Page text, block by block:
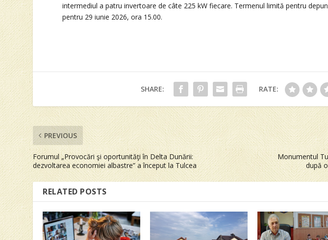
intermediul a patru invertoare de câte 225 kW fiecare. Termenul limită pentru
pentru 29 iunie 2026, ora 15.00.
SHARE: RATE:
PREVIOUS
Forumul „Provocări şi oportunităţi în Delta Dunării:
dezvoltarea economiei albastre” a început la Tulcea
Monumentul
după
RELATED POSTS